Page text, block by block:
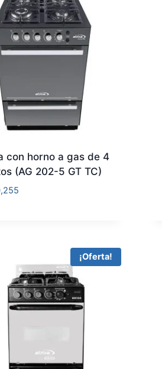
con horno a gas de 4
(AG 202-5 GT TC)
¡Oferta!